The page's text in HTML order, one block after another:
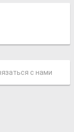
с нами